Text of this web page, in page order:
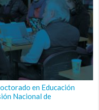
en Educación
Nacional de